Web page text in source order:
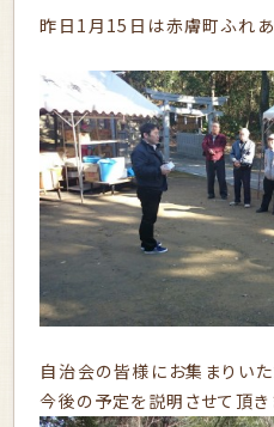
昨日1月15日は赤膚町ふれあ
自治会の皆様にお集まりい
今後の予定を説明させて頂き